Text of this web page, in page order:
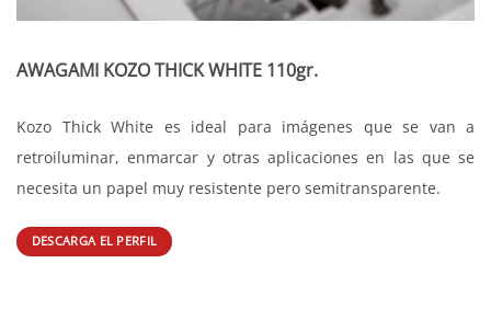
AWAGAMI KOZO THICK WHITE 110gr.
Kozo Thick White es ideal para imágenes que se van a
retroiluminar, enmarcar y otras aplicaciones en las que se
necesita un papel muy resistente pero semitransparente.
DESCARGA EL PERFIL